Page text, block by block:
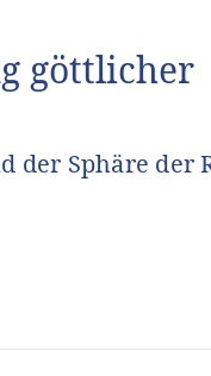
göttlicher
der Sphäre der